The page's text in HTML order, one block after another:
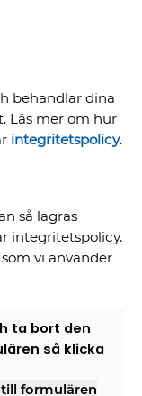
behandlar dina
Läs mer om hur
integritetspolicy.
så lagras
integritetspolicy.
vi använder
ta bort den
så klicka
formulären